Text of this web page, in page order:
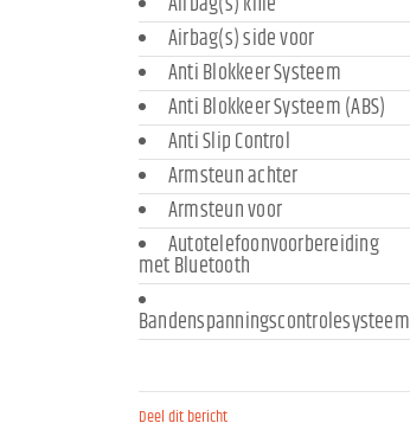
Airbag(s) side voor
Anti Blokkeer Systeem
Anti Blokkeer Systeem (ABS)
Anti Slip Control
Armsteun achter
Armsteun voor
Autotelefoonvoorbereiding
met Bluetooth
Bandenspanningscontrolesysteem
Deel dit bericht